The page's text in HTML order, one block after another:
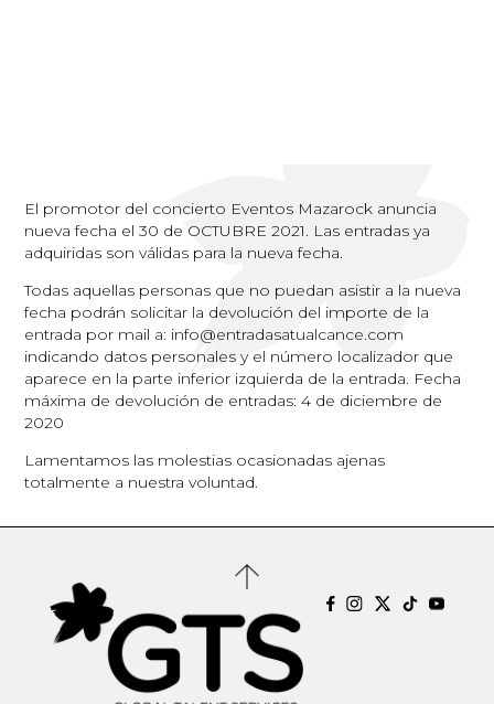
El promotor del concierto Eventos Mazarock anuncia
nueva fecha el 30 de OCTUBRE 2021. Las entradas ya
adquiridas son válidas para la nueva fecha.
Todas aquellas personas que no puedan asistir a la nueva
fecha podrán solicitar la devolución del importe de la
entrada por mail a: info@entradasatualcance.com
indicando datos personales y el número localizador que
aparece en la parte inferior izquierda de la entrada. Fecha
máxima de devolución de entradas: 4 de diciembre de
2020
Lamentamos las molestias ocasionadas ajenas
totalmente a nuestra voluntad.